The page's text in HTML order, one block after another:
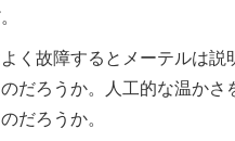
く故障するとメーテルは説
だろうか。人工的な温かさ
だろうか。